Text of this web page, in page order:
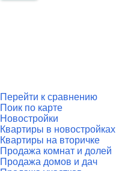
Перейти к сравнению
Поик по карте
Новостройки
Квартиры в новостройках
Квартиры на вторичке
Продажа комнат и долей
Продажа домов и дач